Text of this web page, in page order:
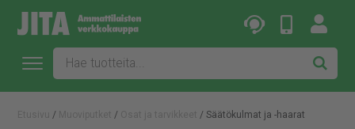
/ / / Säätökulmat ja -haarat